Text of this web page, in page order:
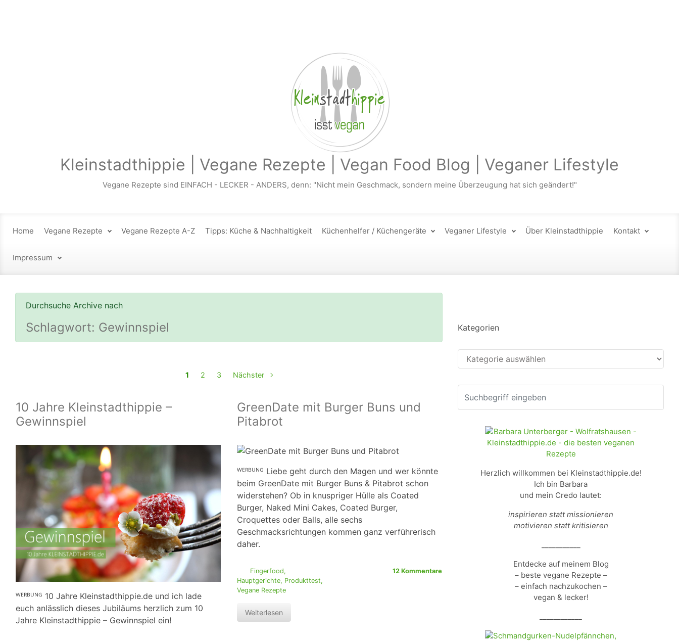
Kleinstadthippie | Vegane Rezepte | Vegan Food Blog | Veganer Lifestyle
Vegane Rezepte sind EINFACH - LECKER - ANDERS, denn: "Nicht mein Geschmack, sondern meine Überzeugung hat sich geändert!"
Home Vegane Rezepte Vegane Rezepte A-Z Tipps: Küche & Nachhaltigkeit Küchenhelfer / Küchengeräte Veganer Lifestyle Über Kleinstadthippie Kontakt
Impressum
Durchsuche Archive nach
Schlagwort: Gewinnspiel
1 2 3 Nächster
10 Jahre Kleinstadthippie –
Gewinnspiel
ᵂᴱᴿᴮᵁᴺᴳ 10 Jahre Kleinstadthippie.de und ich lade
euch anlässlich dieses Jubiläums herzlich zum 10
Jahre Kleinstadthippie – Gewinnspiel ein!
GreenDate mit Burger Buns und
Pitabrot
ᵂᴱᴿᴮᵁᴺᴳ Liebe geht durch den Magen und wer könnte
beim GreenDate mit Burger Buns & Pitabrot schon
widerstehen? Ob in knuspriger Hülle als Coated
Burger, Naked Mini Cakes, Coated Burger,
Croquettes oder Balls, alle sechs
Geschmacksrichtungen kommen ganz verführerisch
daher.
Fingerfood,
Hauptgerichte, Produkttest,
Vegane Rezepte
12 Kommentare
Weiterlesen
Kategorien
Kategorien
Herzlich willkommen bei Kleinstadthippie.de!
Ich bin Barbara
und mein Credo lautet:
inspirieren statt missionieren
motivieren statt kritisieren
Entdecke auf meinem Blog
– beste vegane Rezepte –
– einfach nachzukochen –
vegan & lecker!